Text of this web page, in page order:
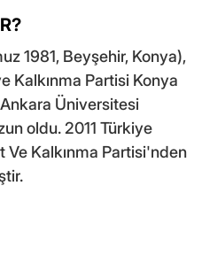
1981, Beyşehir, Konya),
Kalkınma Partisi Konya
Üniversitesi
oldu. 2011 Türkiye
Kalkınma Partisi'nden